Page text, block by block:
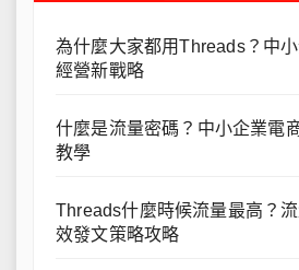
為什麼大家都用Threads？中
經營新戰略
什麼是流量密碼？中小企業電
教學
Threads什麼時候流量最高？
效發文策略攻略